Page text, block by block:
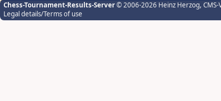
Chess-Tournament-Results-Server© 2006-2026 Heinz Herzog,
Legal details/Terms of use